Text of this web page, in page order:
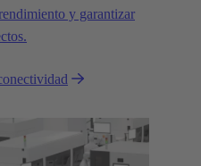
y garantizar